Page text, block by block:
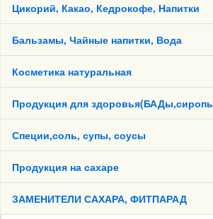
Цикорий, Какао, Кедрокофе, Напитки
Бальзамы, Чайные напитки, Вода
Косметика натуральная
Продукция для
Специи,соль, супы, соусы
Продукция на сахаре
ЗАМЕНИТЕЛИ САХАРА, ФИТПАРАД